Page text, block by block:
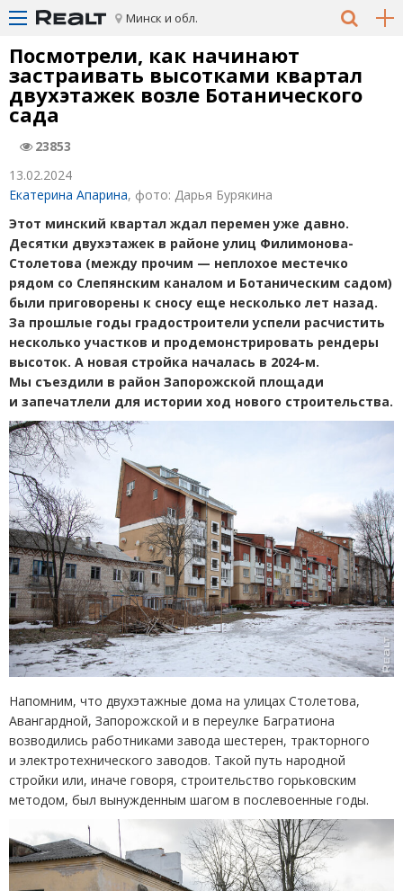
Минск и обл.
Посмотрели, как начинают
застраивать высотками квартал
двухэтажек возле Ботанического
сада
23853
13.02.2024
Екатерина Апарина, фото: Дарья Бурякина
Этот минский квартал ждал перемен уже давно.
Десятки двухэтажек в районе улиц Филимонова-
Столетова (между прочим — неплохое местечко
рядом со Слепянским каналом и Ботаническим садом)
были приговорены к сносу еще несколько лет назад.
За прошлые годы градостроители успели расчистить
несколько участков и продемонстрировать рендеры
высоток. А новая стройка началась в 2024-м.
Мы съездили в район Запорожской площади
и запечатлели для истории ход нового строительства.
Напомним, что двухэтажные дома на улицах Столетова,
Авангардной, Запорожской и в переулке Багратиона
возводились работниками завода шестерен, тракторного
и электротехнического заводов. Такой путь народной
стройки или, иначе говоря, строительство горьковским
методом, был вынужденным шагом в послевоенные годы.